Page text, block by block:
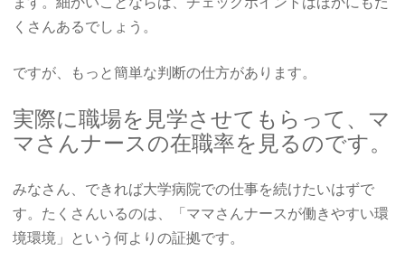
くさんあるでしょう。
ですが、もっと簡単な判断の仕方があります。
実際に職場を見学させてもらって、マ
マさんナースの在職率を見るのです。
みなさん、できれば大学病院での仕事を続けたいはずで
す。たくさんいるのは、「ママさんナースが働きやすい環
境環境」という何よりの証拠です。